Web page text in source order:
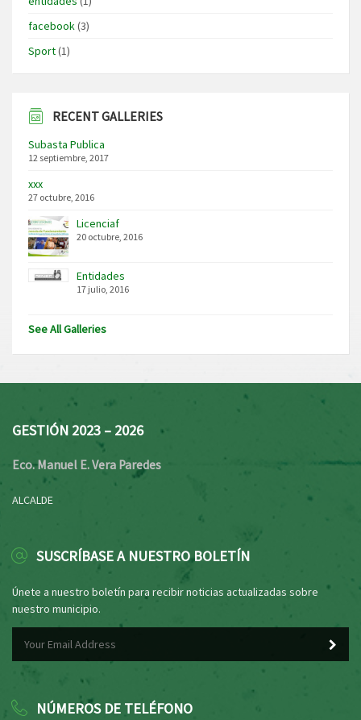
facebook(3)
Sport(1)
RECENT GALLERIES
Subasta Publica
12 septiembre, 2017
xxx
27 octubre, 2016
Licenciaf
20 octubre, 2016
Entidades
17 julio, 2016
See All Galleries
GESTIÓN 2023 – 2026
Eco. Manuel E. Vera Paredes
ALCALDE
SUSCRÍBASE A NUESTRO BOLETÍN
Únete a nuestro boletín para recibir noticias actualizadas sobre
nuestro municipio.
NÚMEROS DE TELÉFONO